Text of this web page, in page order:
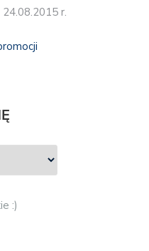
24.08.2015 r.
:)